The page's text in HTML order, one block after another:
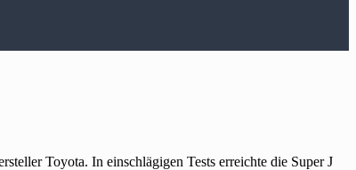
Toyota. In einschlägigen Tests erreichte die Super J